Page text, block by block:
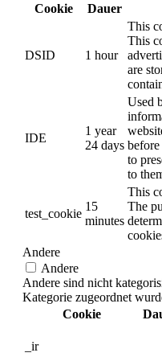
Cookie
Dauer
DSID 1 hour
This
This
are
IDE
1 year
24 days
Used
to
to
test_cookie
15
minutes
This
The
Andere
Andere
Andere sind nicht
Kategorie zugeordnet
Cookie
_ir